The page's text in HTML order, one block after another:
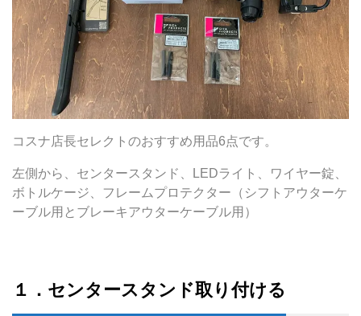
コスナ店長セレクトのおすすめ用品6点です。
左側から、センタースタンド、LEDライト、ワイヤー錠、
ボトルケージ、フレームプロテクター（シフトアウターケ
ーブル用とブレーキアウターケーブル用）
１．センタースタンド取り付ける